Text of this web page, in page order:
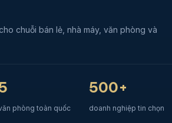
chuỗi bán lẻ, nhà máy, văn phòng và
phòng toàn quốc
500+
doanh nghiệp tin chọn